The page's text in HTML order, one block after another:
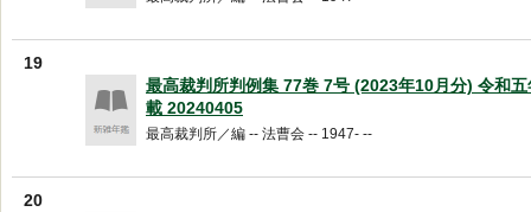
19
最高裁判所判例集 77巻 7号 (2023年10月分) 令和
載 20240405
最高裁判所／編 -- 法曹会 -- 1947- --
20